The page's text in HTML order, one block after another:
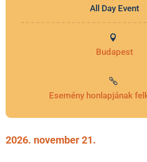
All Day Event
Budapest
Esemény honlapjának
2026. november 21.